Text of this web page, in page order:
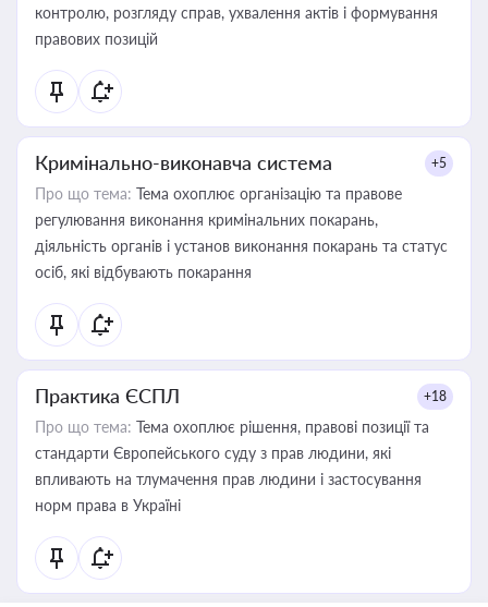
контролю, розгляду справ, ухвалення актів і формування
правових позицій
Кримінально-виконавча система +5
Про що тема: Тема охоплює організацію та правове
регулювання виконання кримінальних покарань,
діяльність органів і установ виконання покарань та статус
осіб, які відбувають покарання
Практика ЄСПЛ +18
Про що тема: Тема охоплює рішення, правові позиції та
стандарти Європейського суду з прав людини, які
впливають на тлумачення прав людини і застосування
норм права в Україні